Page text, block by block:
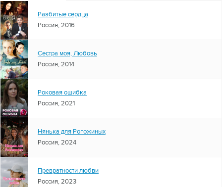
Разбитые сердца
Россия, 2016
Сестра моя, Любовь
Россия, 2014
Роковая ошибка
Россия, 2021
Нянька для Рогожиных
Россия, 2024
Превратности любви
Россия, 2023